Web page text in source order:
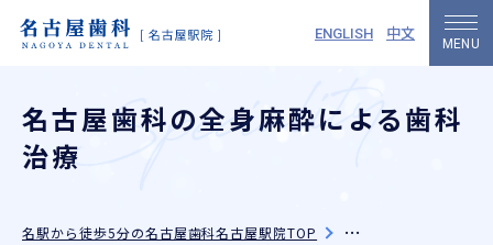
ENGLISH 中文
名古屋歯科の全身麻酔による歯科
治療
名駅から徒歩5分の名古屋歯科名古屋駅院TOP